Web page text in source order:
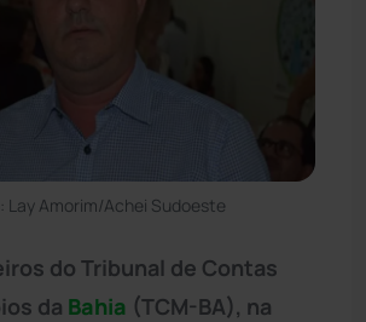
Lay Amorim/Achei Sudoeste
do Tribunal de Contas
da Bahia (TCM-BA), na